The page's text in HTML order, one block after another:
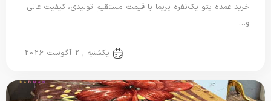
خرید عمده پتو یک‌نفره پریما با قیمت مستقیم تولیدی، کیفیت عالی
و…
یکشنبه , 2 آگوست 2026